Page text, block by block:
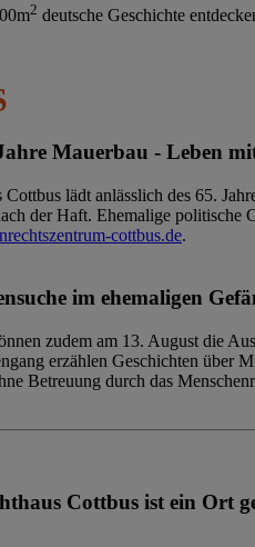
2 deutsche Geschichte
Mauerbau - Leben
lädt anlässlich des 65.
der Haft. Ehemalige
cottbus.de.
im ehemaligen
zudem am 13. August die
erzählen Geschichten über
Betreuung durch das
Cottbus ist ein Ort